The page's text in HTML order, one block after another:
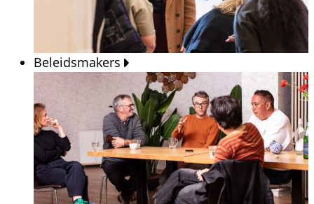
Beleidsmakers